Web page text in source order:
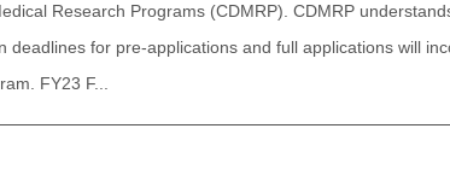
Research Programs (CDMRP). CDMRP
deadlines for pre-applications and full applications will
FY23 F...